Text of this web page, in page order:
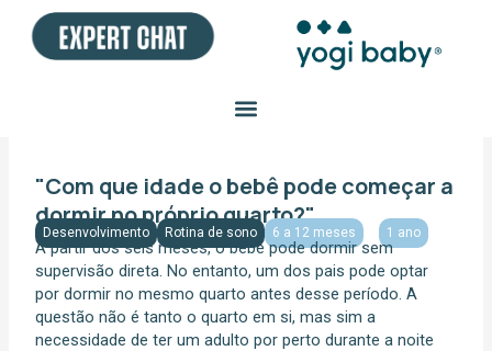
"Com que idade o bebê pode começar a
dormir no próprio quarto?"
Desenvolvimento Rotina de sono 6 a 12 meses 1 ano
A partir dos seis meses, o bebê pode dormir sem
supervisão direta. No entanto, um dos pais pode optar
por dormir no mesmo quarto antes desse período. A
questão não é tanto o quarto em si, mas sim a
necessidade de ter um adulto por perto durante a noite